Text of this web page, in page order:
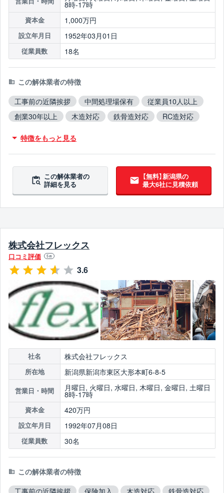
8時-17時
資本金 1,000万円
設立年月日 1952年03月01日
従業員数 18名
この解体業者の特徴
工事前の近隣挨拶
中間処理場保有
従業員10人以上
創業30年以上
木造対応 鉄骨造対応
RC造対応
特徴をもっと見る
この解体業者の
詳細を見る
【無料】新潟県の
最大6社に見積依頼
株式会社フレックス
口コミ評価 5件
3.6
社名 株式会社フレックス
所在地 新潟県新潟市東区大形本町6-8-5
営業日・時間 月曜日, 火曜日, 水曜日, 木曜日, 金曜日, 土曜日
8時-17時
資本金 420万円
設立年月日 1992年07月08日
従業員数 30名
この解体業者の特徴